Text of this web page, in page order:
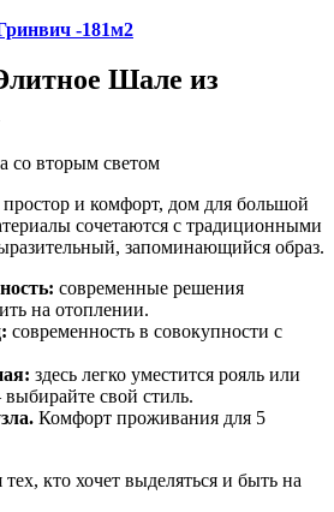
-181м2
Шале из
и комфорт, дом для большой
сочетаются с традиционными
запоминающийся образ.
современные решения
на отоплении.
современность в совокупности с
здесь легко уместится рояль или
свой стиль.
Комфорт проживания для 5
кто хочет выделяться и быть на